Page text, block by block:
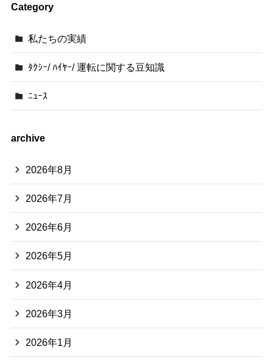
Category
私たちの実績
ﾀｸｼｰ/ ﾊｲﾔｰ/ 運転に関する豆知識
ﾆｭｰｽ
archive
2026年8月
2026年7月
2026年6月
2026年5月
2026年4月
2026年3月
2026年1月